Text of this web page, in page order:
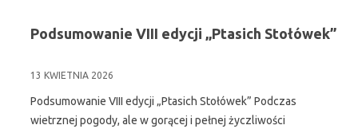
Podsumowanie VIII edycji „Ptasich Stołówek”
13 KWIETNIA 2026
Podsumowanie VIII edycji „Ptasich Stołówek” Podczas
wietrznej pogody, ale w gorącej i pełnej życzliwości